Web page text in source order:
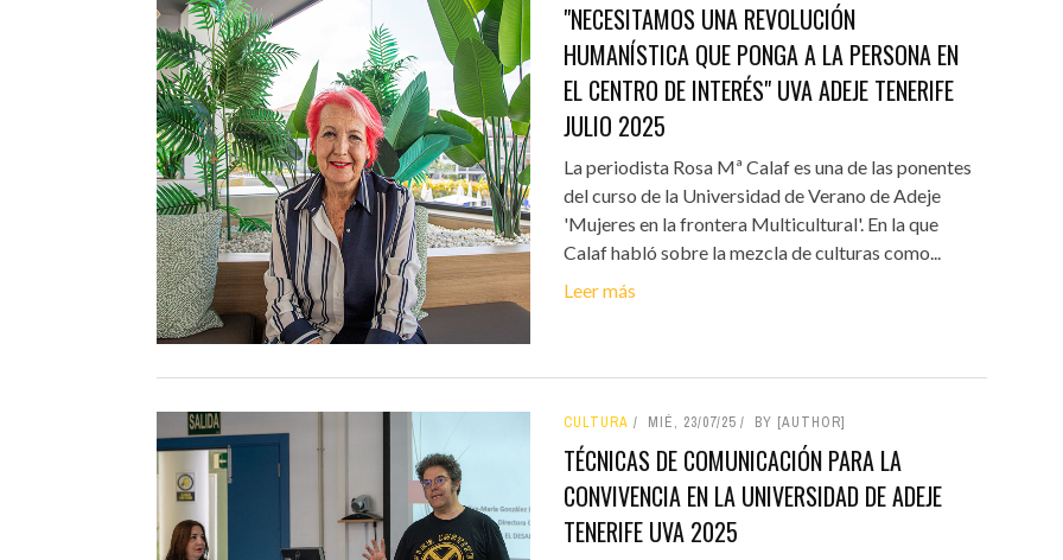
"NECESITAMOS UNA REVOLUCIÓN
HUMANÍSTICA QUE PONGA A LA PERSONA EN
EL CENTRO DE INTERÉS" UVA ADEJE TENERIFE
JULIO 2025
La periodista Rosa Mª Calaf es una de las ponentes
del curso de la Universidad de Verano de Adeje
'Mujeres en la frontera Multicultural'. En la que
Calaf habló sobre la mezcla de culturas como...
Leer más
CULTURA MIÉ, 23/07/25 BY [AUTHOR]
TÉCNICAS DE COMUNICACIÓN PARA LA
CONVIVENCIA EN LA UNIVERSIDAD DE ADEJE
TENERIFE UVA 2025